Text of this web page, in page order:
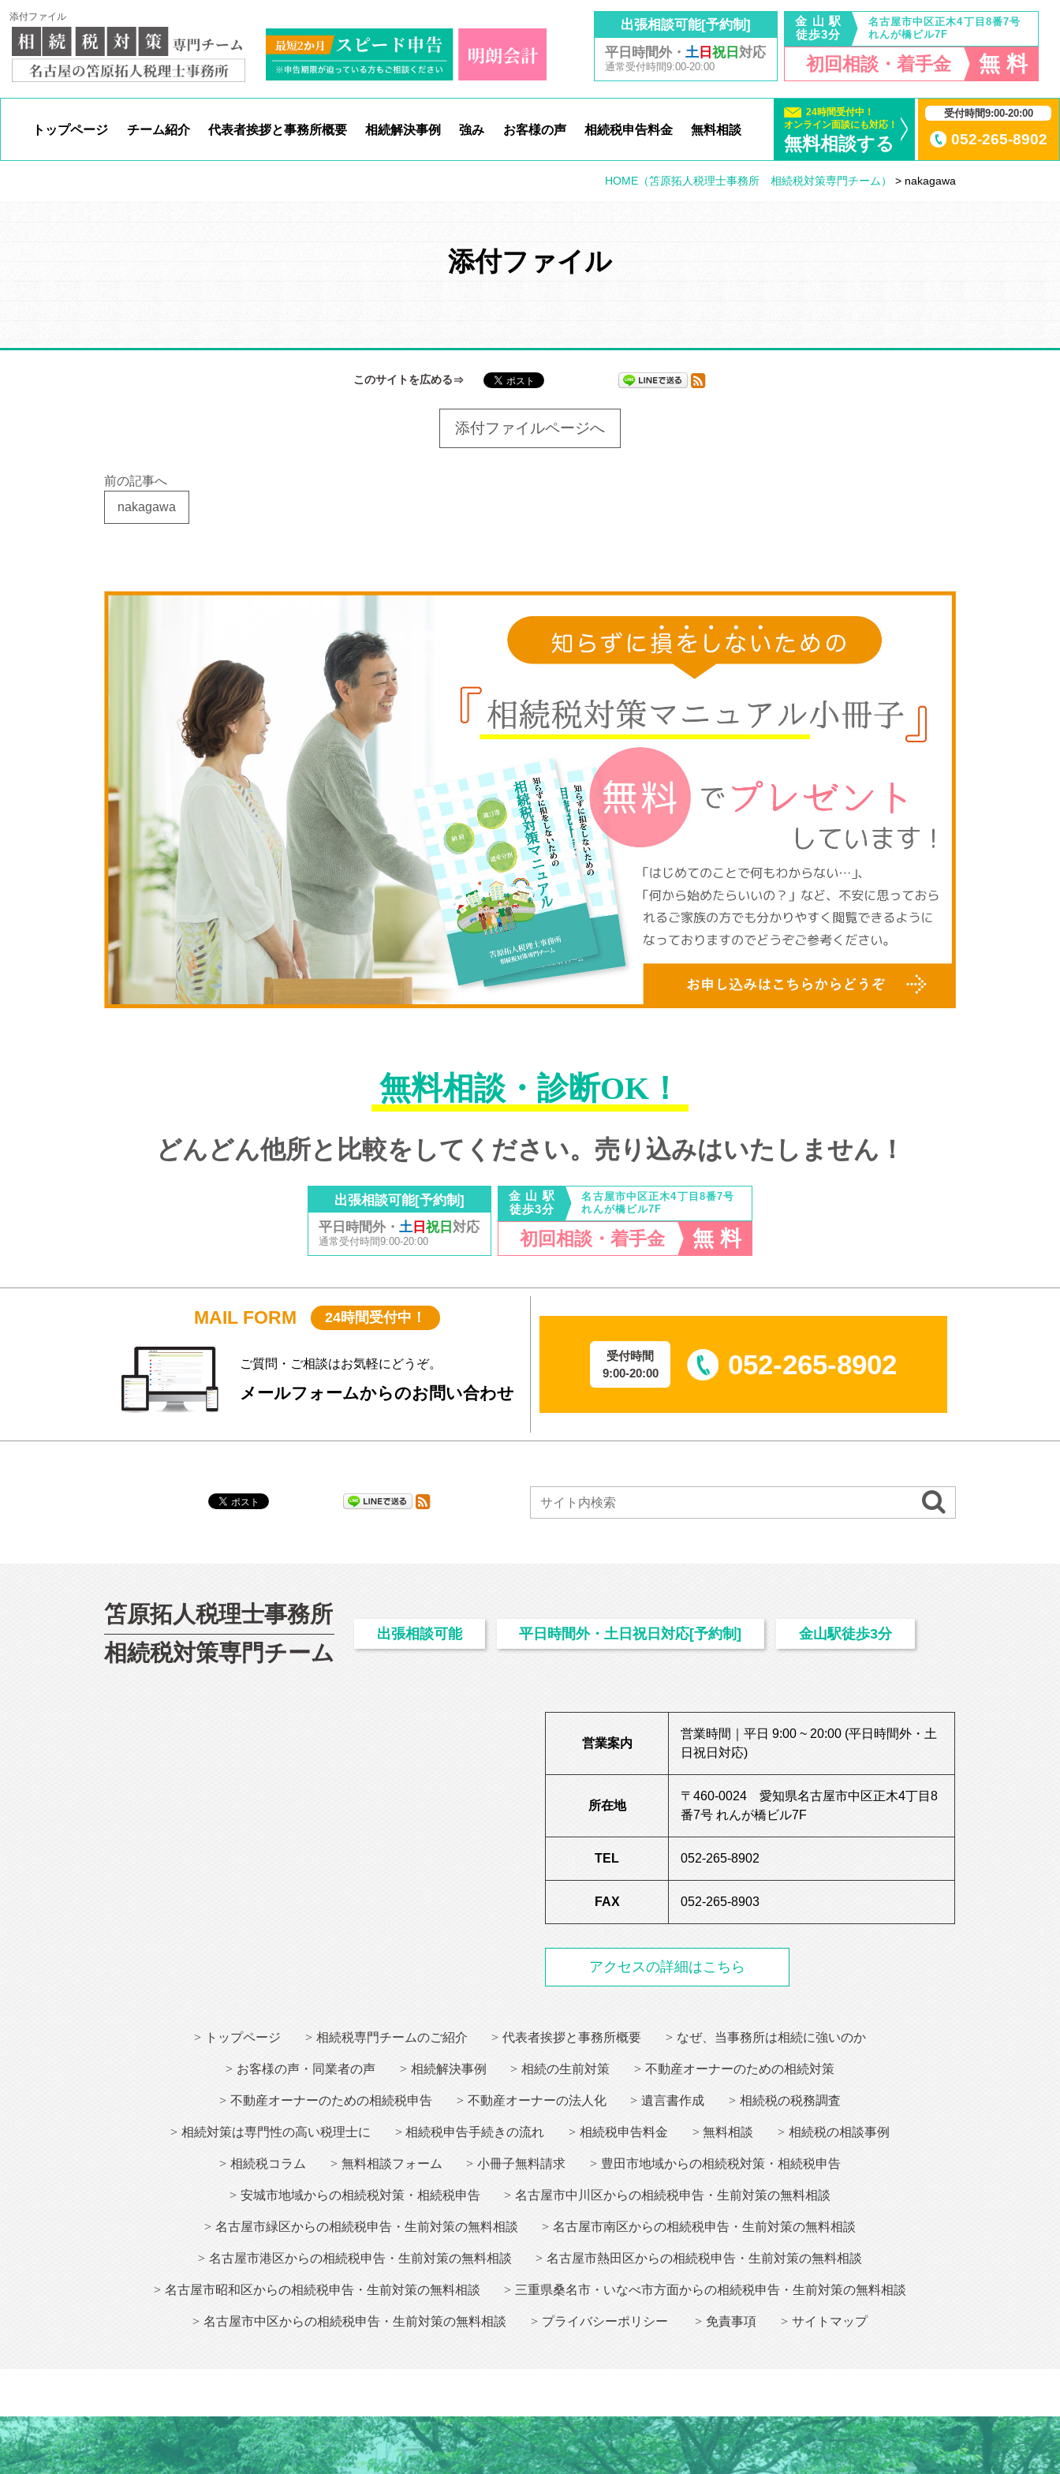
添付ファイル
出張相談可能[予約制]
平日時間外・土 日祝日 対応
通常受付時間9:00-20:00
金 山 駅
徒歩3分
名古屋市中区正木4丁目8番7号
れんが橋ビル7F
初回相談・着手金 無 料
トップページ チーム紹介 代表者挨拶と事務所概要 相続解決事例 強み お客様の声 相続税申告料金 無料相談
24時間受付中！
オンライン面談にも対応！
無料相談する
受付時間9:00-20:00
052-265-8902
HOME （笘原拓人税理士事務所 相続税対策専門チーム） > nakagawa
添付ファイル
このサイトを広める
添付ファイルページへ
前の記事へ
nakagawa
無料相談・診断OK！
どんどん他所と比較をしてください。 売り込みはいたしません！
出張相談可能[予約制]
平日時間外・土 日祝日 対応
通常受付時間9:00-20:00
金 山 駅
徒歩3分
名古屋市中区正木4丁目8番7号
れんが橋ビル7F
初回相談・着手金 無 料
MAIL FORM 24時間受付中！
ご質問・ご相談はお気軽にどうぞ。
メールフォームからのお問い合わせ
受付時間
9:00-20:00
052-265-8902
笘原拓人税理士事務所
相続税対策専門チーム
出張相談可能 平日時間外・土日祝日対応[予約制] 金山駅徒歩3分
営業案内
営業時間｜平日 9:00 ~ 20:00 (平日時間外・土
日祝日対応)
所在地
〒460-0024 愛知県名古屋市中区正木4丁目8
番7号 れんが橋ビル7F
TEL 052-265-8902
FAX 052-265-8903
アクセスの詳細はこちら
トップページ 相続税専門チームのご紹介 代表者挨拶と事務所概要 なぜ、当事務所は相続に強いのか
お客様の声・同業者の声 相続解決事例 相続の生前対策 不動産オーナーのための相続対策
不動産オーナーのための相続税申告 不動産オーナーの法人化 遺言書作成 相続税の税務調査
相続対策は専門性の高い税理士に 相続税申告手続きの流れ 相続税申告料金 無料相談 相続税の相談事例
相続税コラム 無料相談フォーム 小冊子無料請求 豊田市地域からの相続税対策・相続税申告
安城市地域からの相続税対策・相続税申告 名古屋市中川区からの相続税申告・生前対策の無料相談
名古屋市緑区からの相続税申告・生前対策の無料相談 名古屋市南区からの相続税申告・生前対策の無料相談
名古屋市港区からの相続税申告・生前対策の無料相談 名古屋市熱田区からの相続税申告・生前対策の無料相談
名古屋市昭和区からの相続税申告・生前対策の無料相談 三重県桑名市・いなべ市方面からの相続税申告・生前対策の無料相談
名古屋市中区からの相続税申告・生前対策の無料相談 プライバシーポリシー 免責事項 サイトマップ